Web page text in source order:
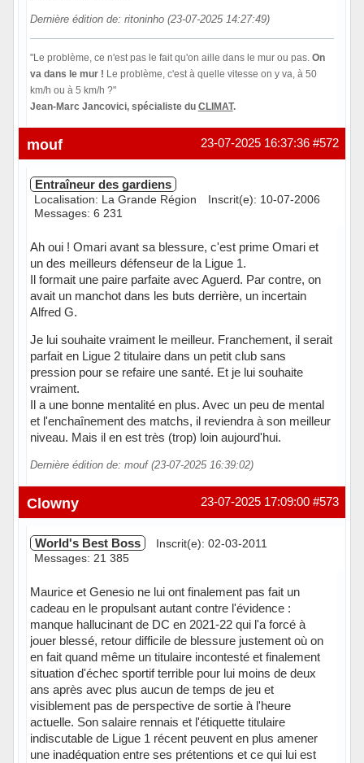
Dernière édition de: ritoninho (23-07-2025 14:27:49)
"Le problème, ce n'est pas le fait qu'on aille dans le mur ou pas. On
va dans le mur ! Le problème, c'est à quelle vitesse on y va, à 50
km/h ou à 5 km/h ?"
Jean-Marc Jancovici, spécialiste du CLIMAT.
Hors ligne #572
23-07-2025 16:37:36
mouf
Entraîneur des gardiens
Localisation: La Grande Région
Inscrit(e): 10-07-2006
Messages: 6 231
Ah oui ! Omari avant sa blessure, c'est prime Omari et
un des meilleurs défenseur de la Ligue 1.
Il formait une paire parfaite avec Aguerd. Par contre, on
avait un manchot dans les buts derrière, un incertain
Alfred G.
Je lui souhaite vraiment le meilleur. Franchement, il serait
parfait en Ligue 2 titulaire dans un petit club sans
pression pour se refaire une santé. Et je lui souhaite
vraiment.
Il a une bonne mentalité en plus. Avec un peu de mental
et l'enchaînement des matchs, il reviendra à son meilleur
niveau. Mais il en est très (trop) loin aujourd'hui.
Dernière édition de: mouf (23-07-2025 16:39:02)
Hors ligne #573
23-07-2025 17:09:00
Clowny
World's Best Boss
Inscrit(e): 02-03-2011
Messages: 21 385
Maurice et Genesio ne lui ont finalement pas fait un
cadeau en le propulsant autant contre l'évidence :
manque hallucinant de DC en 2021-22 qui l'a forcé à
jouer blessé, retour difficile de blessure justement où on
en fait quand même un titulaire incontesté et finalement
situation d'échec sportif terrible pour lui moins de deux
ans après avec plus aucun de temps de jeu et
visiblement pas de perspective de sortie à l'heure
actuelle. Son salaire rennais et l'étiquette titulaire
indiscutable de Ligue 1 récent peuvent en plus amener
une inadéquation entre ses prétentions et ce qui lui est